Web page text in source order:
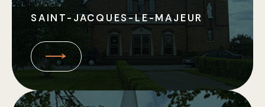
SAINT-JACQUES-LE-MAJEUR